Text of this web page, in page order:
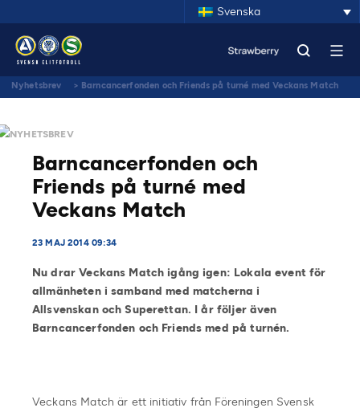
Svenska
Nyhetsbrev > Barncancerfonden och Friends på turné med Veckans Match
NYHETSBREV
Barncancerfonden och
Friends på turné med
Veckans Match
23 MAJ 2014 09:34
Nu drar Veckans Match igång igen: Lokala event för
allmänheten i samband med matcherna i
Allsvenskan och Superettan. I år följer även
Barncancerfonden och Friends med på turnén.
Veckans Match är ett initiativ från Föreningen Svensk